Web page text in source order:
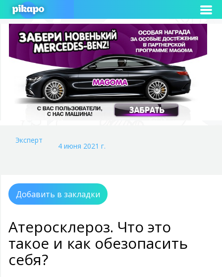
Эксперт
4 июня 2021 г.
Добавить в закладки
Атеросклероз. Что это
такое и как обезопасить
себя?